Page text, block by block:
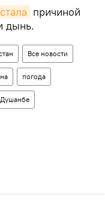
стала причиной
дынь.
Все новости
погода